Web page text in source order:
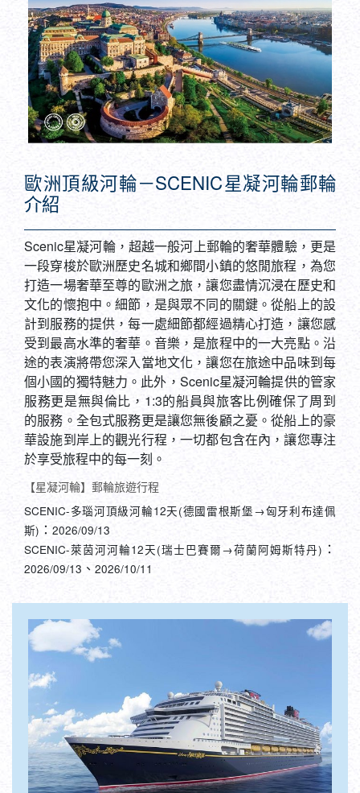
介紹
一段穿梭於歐洲歷史名城和鄉間小鎮的悠閒旅程，為您
打造一場奢華至尊的歐洲之旅，讓您盡情沉浸在歷史和
文化的懷抱中。細節，是與眾不同的關鍵。從船上的設
計到服務的提供，每一處細節都經過精心打造，讓您感
受到最高水準的奢華。音樂，是旅程中的一大亮點。沿
途的表演將帶您深入當地文化，讓您在旅途中品味到每
個小國的獨特魅力。此外，Scenic星凝河輪提供的管家
服務更是無與倫比，1:3的船員與旅客比例確保了周到
的服務。全包式服務更是讓您無後顧之憂。從船上的豪
華設施到岸上的觀光行程，一切都包含在內，讓您專注
於享受旅程中的每一刻。
【星凝河輪】郵輪旅遊行程
SCENIC-多瑙河頂級河輪12天(德國雷根斯堡→匈牙利布達佩
斯)：2026/09/13
SCENIC-萊茵河河輪12天(瑞士巴賽爾→荷蘭阿姆斯特丹)
2026/09/13、2026/10/11